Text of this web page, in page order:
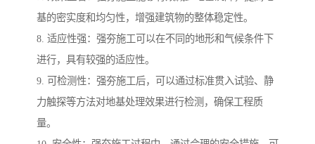
基的密实度和均匀性，增强建筑物的整体稳定性。
8. 适应性强：强夯施工可以在不同的地形和气候条件下
进行，具有较强的适应性。
9. 可检测性：强夯施工后，可以通过标准贯入试验、静
力触探等方法对地基处理效果进行检测，确保工程质
量。